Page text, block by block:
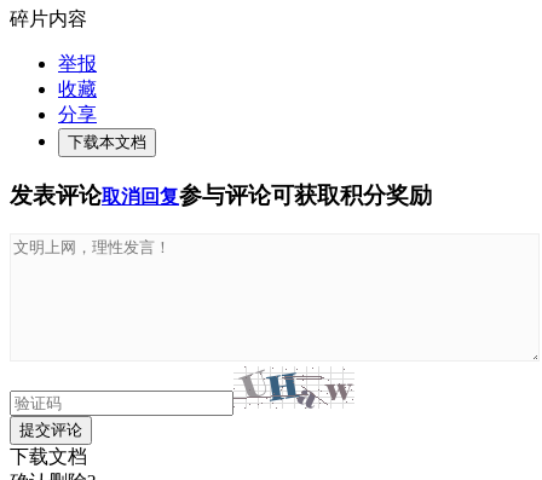
碎片内容
举报
收藏
分享
下载本文档
发表评论取消回复参与评论可获取积分奖励
提交评论
下载文档